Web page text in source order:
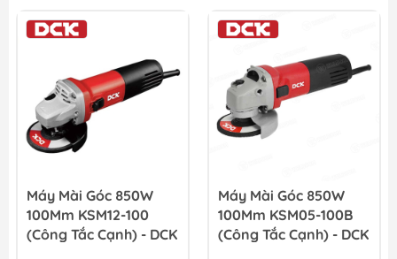
Máy Mài Góc 850W
100Mm KSM12-100
(công Tắc Cạnh) - DCK
Máy Mài Góc 850W
100Mm KSM05-100B
(công Tắc Cạnh) - DCK